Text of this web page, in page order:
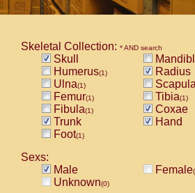
Skeletal Collection: * AND search
Skull
Humerus(1)
Radius
Ulna(1) Scapula
Femur(1) Tibia(1)
Fibula(1)
Coxae
Trunk
Hand
Foot(1)
Sexs:
Male
Female
Unknown(0)